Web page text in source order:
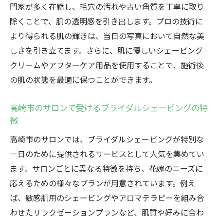
門家が多く在籍し、毛穴の汚れや古い角質を丁寧に取り
除くことで、肌の透明感を引き出します。プロの技術に
より得られる肌の輝きは、当日の写真において自然な美
しさを引き立てます。さらに、肌に優しいシェービング
クリームやアフターケア用品を使用することで、施術後
の肌の状態を最適に保つことができます。
高崎市のサロンで受けるブライダルシェービングの特
徴
高崎市のサロンでは、ブライダルシェービングが特別な
一日のために提供されるサービスとして人気を集めてい
ます。サロンごとに異なる特徴を持ち、花嫁のニーズに
応えるための様々なプランが用意されています。例え
ば、敏感肌用のシェービングやアロマテラピーを組み合
わせたリラクゼーションプランなど、肌質や好みに合わ